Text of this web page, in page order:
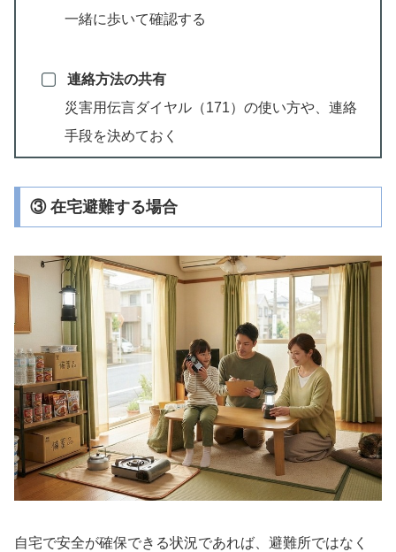
一緒に歩いて確認する
連絡方法の共有
災害用伝言ダイヤル（171）の使い方や、連絡
手段を決めておく
③ 在宅避難する場合
自宅で安全が確保できる状況であれば、避難所ではなく